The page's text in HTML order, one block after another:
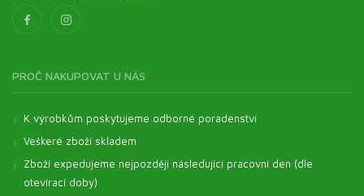
PROČ NAKUPOVAT U NÁS
K výrobkům poskytujeme odborné poradenství
Veškeré zboží skladem
Zboží expedujeme nejpozději následující pracovní den (dle
otevírací doby)